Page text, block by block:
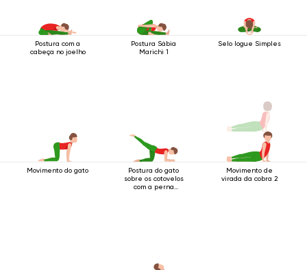
Postura com a
cabeça no joelho
Postura Sábia
Marichi 1
Selo Iogue Simples
Movimento do gato
Postura do gato
sobre os cotovelos
com a perna
Movimento de
virada da cobra 2